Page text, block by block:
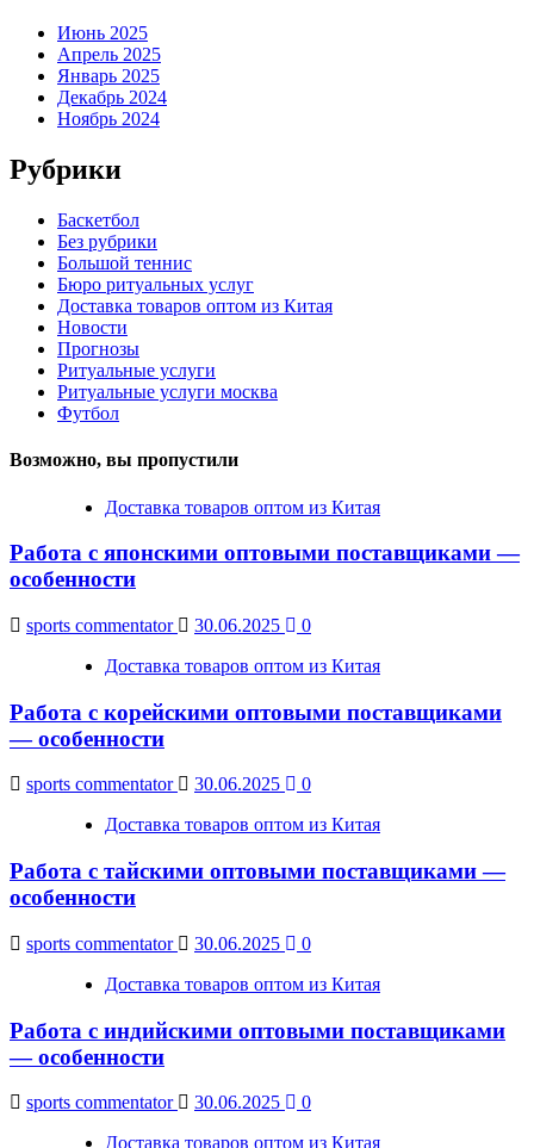
Июнь 2025
Апрель 2025
Январь 2025
Декабрь 2024
Ноябрь 2024
Рубрики
Баскетбол
Без рубрики
Большой теннис
Бюро ритуальных услуг
Доставка товаров оптом из Китая
Новости
Прогнозы
Ритуальные услуги
Ритуальные услуги москва
Футбол
Возможно, вы пропустили
Доставка товаров оптом из Китая
Работа с японскими оптовыми поставщиками —
особенности
sports commentator 30.06.2025
0
Доставка товаров оптом из Китая
Работа с корейскими оптовыми поставщиками
— особенности
sports commentator 30.06.2025
0
Доставка товаров оптом из Китая
Работа с тайскими оптовыми поставщиками —
особенности
sports commentator 30.06.2025
0
Доставка товаров оптом из Китая
Работа с индийскими оптовыми поставщиками
— особенности
sports commentator 30.06.2025
0
Доставка товаров оптом из Китая